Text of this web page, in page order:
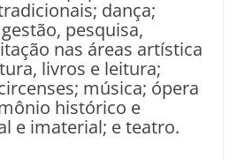
dança;
pesquisa,
nas áreas artística
livros e leitura;
música; ópera
histórico e
e imaterial; e teatro.